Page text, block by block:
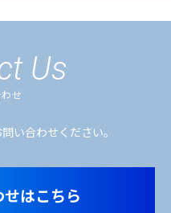
Us
せ
い合わせください。
はこちら